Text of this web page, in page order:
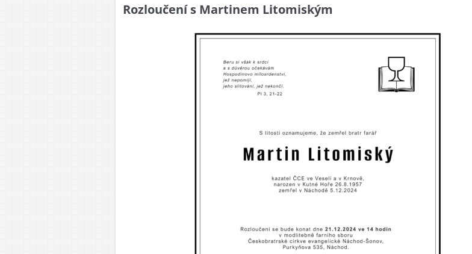
Rozloučení s Martinem Litomiským